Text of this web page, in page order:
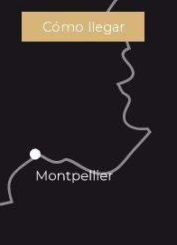
Cómo llegar